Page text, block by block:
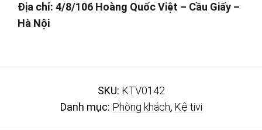
Địa chỉ: 4/8/106 Hoàng Quốc Việt – Cầu Giấy –
Hà Nội
SKU: KTV0142
Danh mục: Phòng khách, Kệ tivi